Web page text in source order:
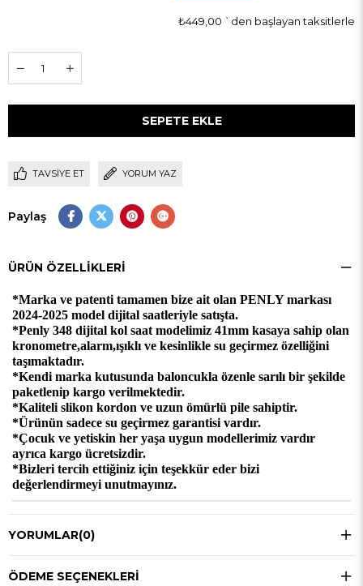
₺449,00 `den başlayan taksitlerle
TAVSIYE ET YORUM YAZ
Paylaş
ÜRÜN ÖZELLIKLERI
*Marka ve patenti tamamen bize ait olan PENLY markası
2024-2025 model dijital saatleriyle satışta.
*Penly 348 dijital kol saat modelimiz 41mm kasaya sahip olan
kronometre,alarm,ışıklı ve kesinlikle su geçirmez özelliğini
taşımaktadır.
*Kendi marka kutusunda baloncukla özenle sarılı bir şekilde
paketlenip kargo verilmektedir.
*Kaliteli slikon kordon ve uzun ömürlü pile sahiptir.
*Ürünün sadece su geçirmez garantisi vardır.
*Çocuk ve yetiskin her yaşa uygun modellerimiz vardır
ayrıca kargo ücretsizdir.
*Bizleri tercih ettiğiniz için teşekkür eder bizi
değerlendirmeyi unutmayınız.
YORUMLAR(0)
ÖDEME SEÇENEKLERI